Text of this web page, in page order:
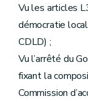
Vu les articles
démocratie
CDLD) ;
Vu l’arrêté du
fixant la
Commission